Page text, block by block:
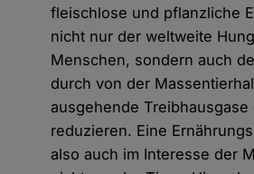
fleischlose und pflanzliche
nicht nur der weltweite
Menschen, sondern auch
durch von der
ausgehende Treibhausgase
reduzieren. Eine
also auch im Interesse der